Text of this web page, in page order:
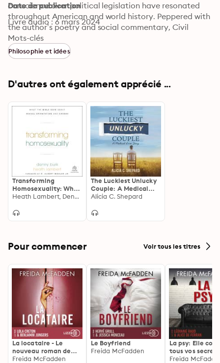
conscience over political legislation have resonated
throughout American and world history. Peppered with
the author’s poetry and social commentary, Civil
Disobedience has become a manifesto for civil
dissidents, revolutionaries, and protestors everywhere.
Indeed, originally so unpopular with readers that
from his publisher, this work has gone on to inspire the
likes of Mahatma Gandhi and Martin Luther King Jr.
Date de publication
Livre audio : 6 mars 2024
Mots-clés
Philosophie et idées
D'autres ont également apprécié ...
Transforming
Homosexuality: What
the Bible Says about
and Change
Heath Lambert, Denny Burk
The Luckiest Unlucky
Couple: A Medical
Love Story
Alicia C. Shepard
Pour commencer Voir tous les titres
La locataire - Le
nouveau roman de
l'autrice de La femme
Freida McFadden
Le Boyfriend
Freida McFadden
La psy: Elle
tous vos
découvrez les
Freida